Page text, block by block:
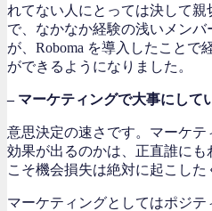
れてない人にとっては決して
で、なかなか経験の浅いメン
が、Roboma を導入したことで
ができるようになりました。
– マーケティングで大事にして
意思決定の速さです。マーケ
効果が出るのかは、正直誰に
こそ機会損失は絶対に起こした
マーケティングとしてはポジ